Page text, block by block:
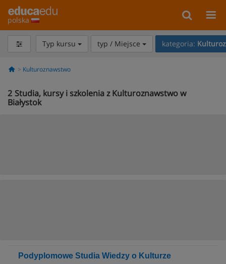
polska
Typ kursu typ / Miejsce kategoria:
Kulturoznawstwo
2 Studia, kursy i szkolenia z Kulturoznawstwo w
Białystok
Podyplomowe Studia Wiedzy o Kulturze